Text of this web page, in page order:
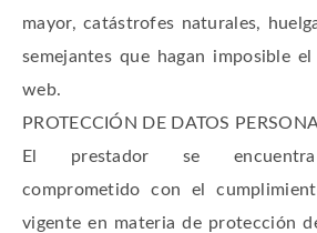
mayor, catástrofes naturales,
semejantes que hagan imposible
web.
PROTECCIÓN DE DATOS
El prestador se encuentra
comprometido con el
vigente en materia de protección